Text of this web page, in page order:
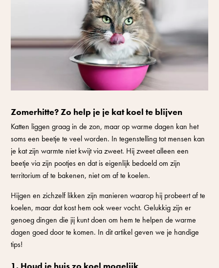
Zomerhitte? Zo help je je kat koel te blijven
Katten liggen graag in de zon, maar op warme dagen kan het
soms een beetje te veel worden. In tegenstelling tot mensen kan
je kat zijn warmte niet kwijt via zweet. Hij zweet alleen een
beetje via zijn pootjes en dat is eigenlijk bedoeld om zijn
territorium af te bakenen, niet om af te koelen.
Hijgen en zichzelf likken zijn manieren waarop hij probeert af te
koelen, maar dat kost hem ook weer vocht. Gelukkig zijn er
genoeg dingen die jij kunt doen om hem te helpen de warme
dagen goed door te komen. In dit artikel geven we je handige
tips!